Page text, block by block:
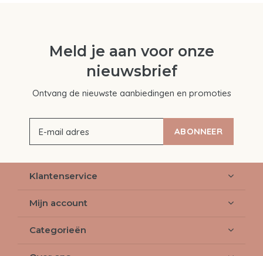
Meld je aan voor onze
nieuwsbrief
Ontvang de nieuwste aanbiedingen en promoties
ABONNEER
Klantenservice
Mijn account
Categorieën